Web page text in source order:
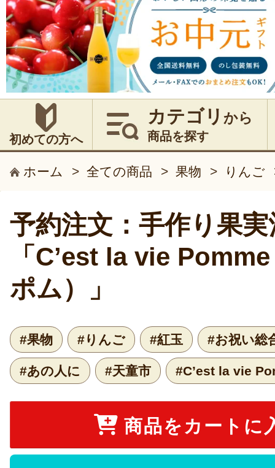
初めての方へ
カテゴリ から
商品を探す
ホーム > 全ての商品 > 果物 > りんご
予約注文：手作り果
「C’est la vie
ポム）」
#果物 #りんご #紅玉 #お祝い総
#あの人に #天童市 #C’est la vie
商品をカートに